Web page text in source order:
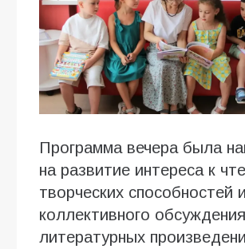
Программа вечера была
на развитие интереса к
творческих способностей
коллективного обсуждения
литературных